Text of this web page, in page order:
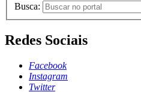
Busca:
Redes Sociais
Facebook
Instagram
Twitter